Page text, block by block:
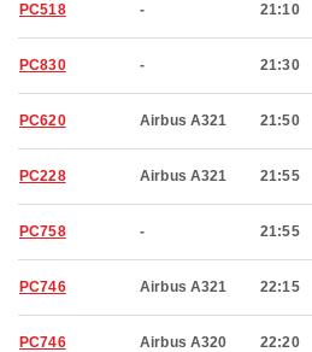
PC518 - 21:10
PC830 - 21:30
PC620 Airbus A321 21:50
PC228 Airbus A321 21:55
PC758 - 21:55
PC746 Airbus A321 22:15
PC746 Airbus A320 22:20